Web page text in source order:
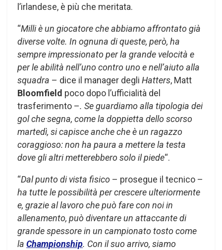
l’irlandese, è più che meritata.
“Milli è un giocatore che abbiamo affrontato già
diverse volte. In ognuna di queste, però, ha
sempre impressionato per la grande velocità e
per le abilità nell’uno contro uno e nell’aiuto alla
squadra – dice il manager degli Hatters, Matt
Bloomfield poco dopo l’ufficialità del
trasferimento –. Se guardiamo alla tipologia dei
gol che segna, come la doppietta dello scorso
martedì, si capisce anche che è un ragazzo
coraggioso: non ha paura a mettere la testa
dove gli altri metterebbero solo il piede“.
“Dal punto di vista fisico – prosegue il tecnico –
ha tutte le possibilità per crescere ulteriormente
e, grazie al lavoro che può fare con noi in
allenamento, può diventare un attaccante di
grande spessore in un campionato tosto come
la Championship. Con il suo arrivo, siamo